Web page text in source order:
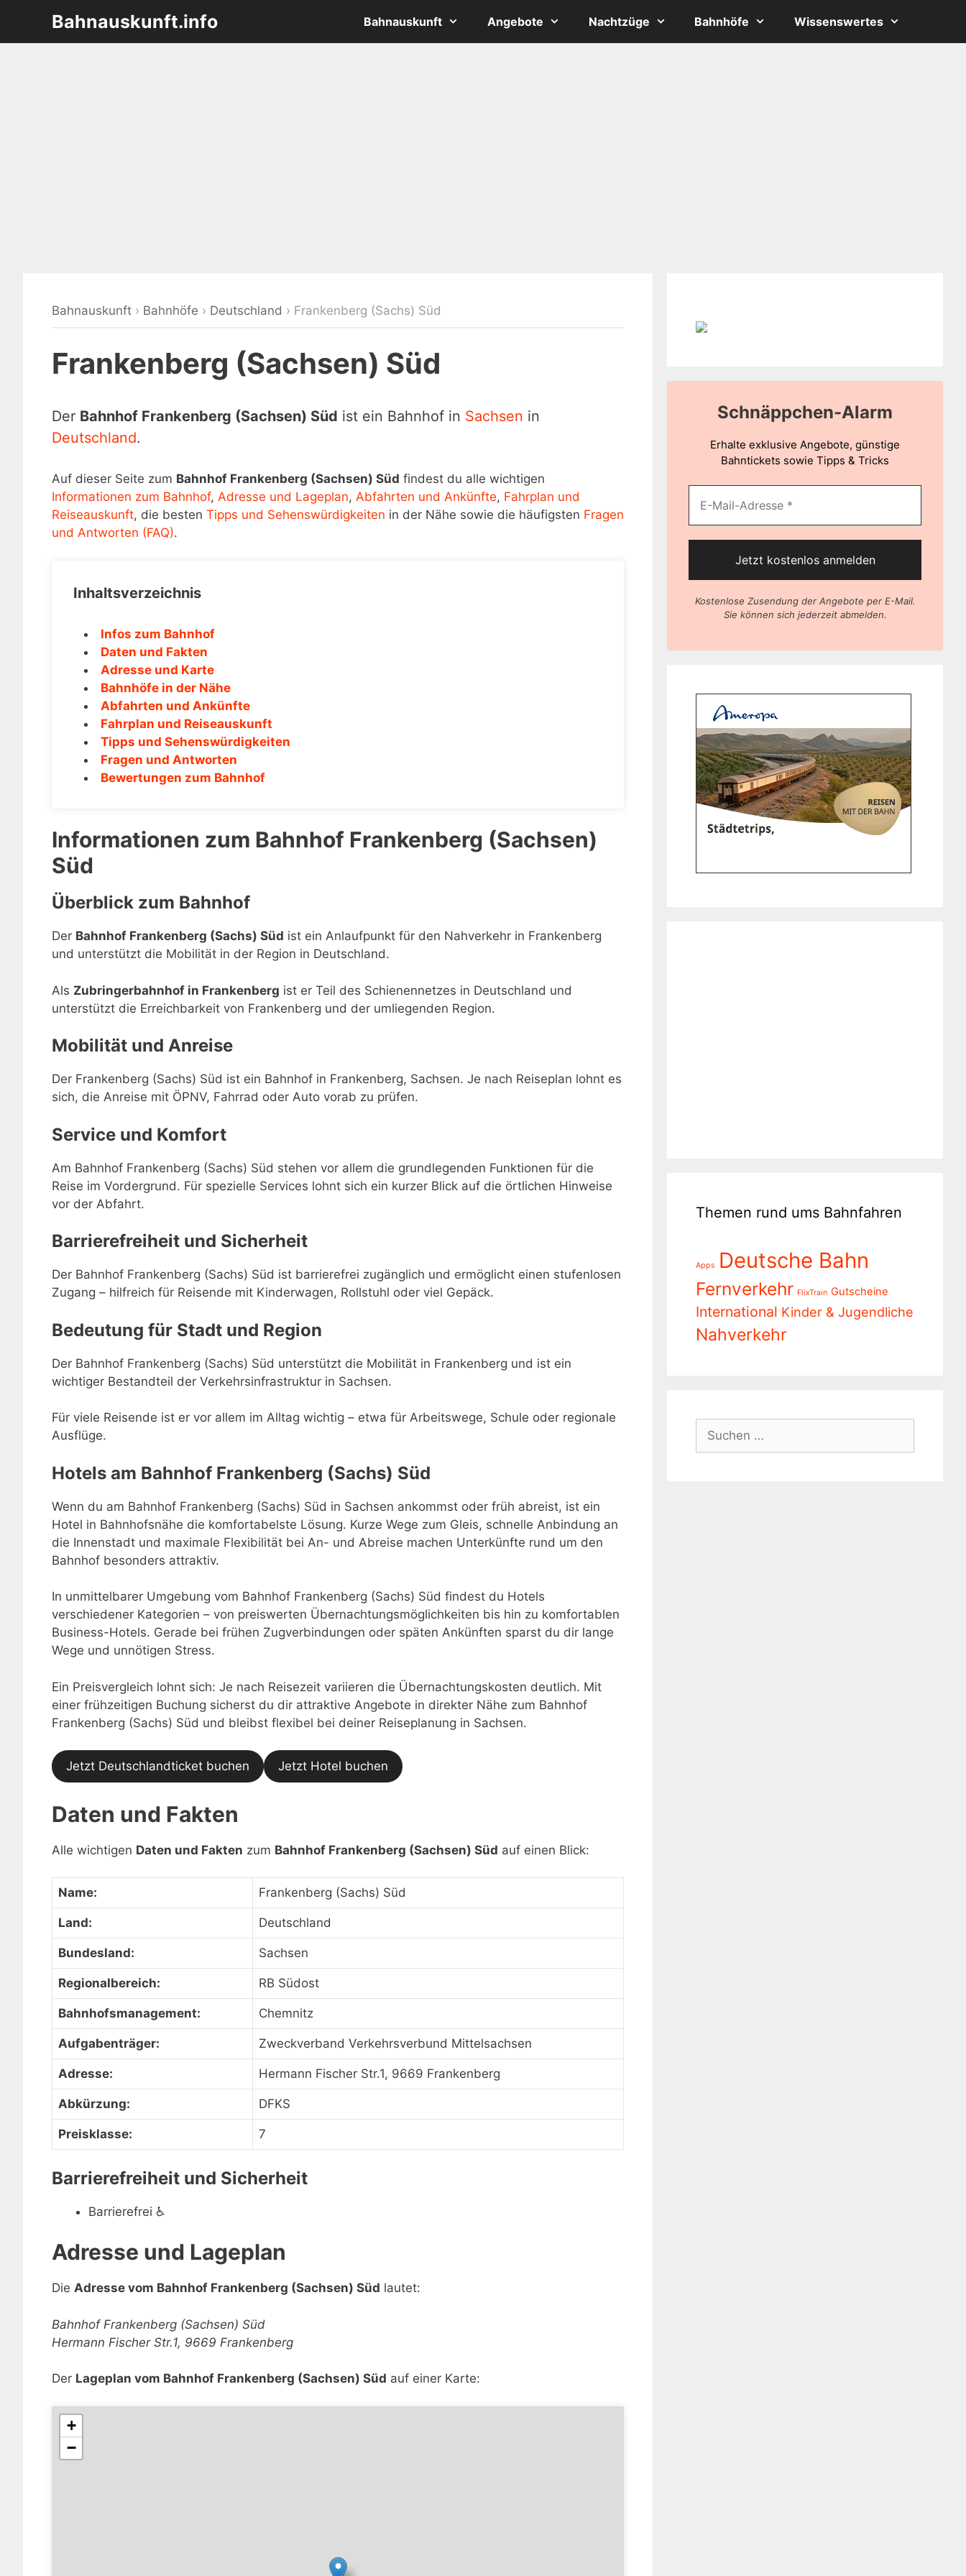
springen
Bahnauskunft.info Bahnauskunft Angebote Nachtzüge Bahnhöfe Wissenswertes
Bahnauskunft › Bahnhöfe › Deutschland › Frankenberg (Sachs) Süd
Frankenberg (Sachsen) Süd
Der Bahnhof Frankenberg (Sachsen) Süd ist ein Bahnhof in Sachsen in
Deutschland.
Auf dieser Seite zum Bahnhof Frankenberg (Sachsen) Süd findest du alle wichtigen
Informationen zum Bahnhof, Adresse und Lageplan, Abfahrten und Ankünfte, Fahrplan und
Reiseauskunft, die besten Tipps und Sehenswürdigkeiten in der Nähe sowie die häufigsten Fragen
und Antworten (FAQ).
Inhaltsverzeichnis
Infos zum Bahnhof
Daten und Fakten
Adresse und Karte
Bahnhöfe in der Nähe
Abfahrten und Ankünfte
Fahrplan und Reiseauskunft
Tipps und Sehenswürdigkeiten
Fragen und Antworten
Bewertungen zum Bahnhof
Informationen zum Bahnhof Frankenberg (Sachsen)
Süd
Überblick zum Bahnhof
Der Bahnhof Frankenberg (Sachs) Süd ist ein Anlaufpunkt für den Nahverkehr in Frankenberg
und unterstützt die Mobilität in der Region in Deutschland.
Als Zubringerbahnhof in Frankenberg ist er Teil des Schienennetzes in Deutschland und
unterstützt die Erreichbarkeit von Frankenberg und der umliegenden Region.
Mobilität und Anreise
Der Frankenberg (Sachs) Süd ist ein Bahnhof in Frankenberg, Sachsen. Je nach Reiseplan lohnt es
sich, die Anreise mit ÖPNV, Fahrrad oder Auto vorab zu prüfen.
Service und Komfort
Am Bahnhof Frankenberg (Sachs) Süd stehen vor allem die grundlegenden Funktionen für die
Reise im Vordergrund. Für spezielle Services lohnt sich ein kurzer Blick auf die örtlichen Hinweise
vor der Abfahrt.
Barrierefreiheit und Sicherheit
Der Bahnhof Frankenberg (Sachs) Süd ist barrierefrei zugänglich und ermöglicht einen stufenlosen
Zugang – hilfreich für Reisende mit Kinderwagen, Rollstuhl oder viel Gepäck.
Bedeutung für Stadt und Region
Der Bahnhof Frankenberg (Sachs) Süd unterstützt die Mobilität in Frankenberg und ist ein
wichtiger Bestandteil der Verkehrsinfrastruktur in Sachsen.
Für viele Reisende ist er vor allem im Alltag wichtig – etwa für Arbeitswege, Schule oder regionale
Ausflüge.
Hotels am Bahnhof Frankenberg (Sachs) Süd
Wenn du am Bahnhof Frankenberg (Sachs) Süd in Sachsen ankommst oder früh abreist, ist ein
Hotel in Bahnhofsnähe die komfortabelste Lösung. Kurze Wege zum Gleis, schnelle Anbindung an
die Innenstadt und maximale Flexibilität bei An- und Abreise machen Unterkünfte rund um den
Bahnhof besonders attraktiv.
In unmittelbarer Umgebung vom Bahnhof Frankenberg (Sachs) Süd findest du Hotels
verschiedener Kategorien – von preiswerten Übernachtungsmöglichkeiten bis hin zu komfortablen
Business-Hotels. Gerade bei frühen Zugverbindungen oder späten Ankünften sparst du dir lange
Wege und unnötigen Stress.
Ein Preisvergleich lohnt sich: Je nach Reisezeit variieren die Übernachtungskosten deutlich. Mit
einer frühzeitigen Buchung sicherst du dir attraktive Angebote in direkter Nähe zum Bahnhof
Frankenberg (Sachs) Süd und bleibst flexibel bei deiner Reiseplanung in Sachsen.
Jetzt Deutschlandticket buchen Jetzt Hotel buchen
Daten und Fakten
Alle wichtigen Daten und Fakten zum Bahnhof Frankenberg (Sachsen) Süd auf einen Blick:
Name: Frankenberg (Sachs) Süd
Land: Deutschland
Bundesland: Sachsen
Regionalbereich: RB Südost
Bahnhofsmanagement: Chemnitz
Aufgabenträger: Zweckverband Verkehrsverbund Mittelsachsen
Adresse: Hermann Fischer Str.1, 9669 Frankenberg
Abkürzung: DFKS
Preisklasse: 7
Barrierefreiheit und Sicherheit
Barrierefrei ♿
Adresse und Lageplan
Die Adresse vom Bahnhof Frankenberg (Sachsen) Süd lautet:
Bahnhof Frankenberg (Sachsen) Süd
Hermann Fischer Str.1, 9669 Frankenberg
Der Lageplan vom Bahnhof Frankenberg (Sachsen) Süd auf einer Karte:
+
−
Schnäppchen-Alarm
Erhalte exklusive Angebote, günstige
Bahntickets sowie Tipps & Tricks
Kostenlose Zusendung der Angebote per E-Mail.
Sie können sich jederzeit abmelden.
Themen rund ums Bahnfahren
Apps Deutsche Bahn
Fernverkehr FlixTrain Gutscheine
International Kinder & Jugendliche
Nahverkehr
nach: